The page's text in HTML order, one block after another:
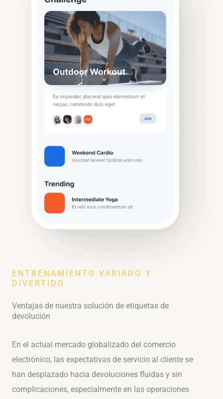
ENTRENAMIENTO VARIADO Y
DIVERTIDO
Ventajas de nuestra solución de etiquetas de
devolución
En el actual mercado globalizado del comercio
electrónico, las expectativas de servicio al cliente se
han desplazado hacia devoluciones fluidas y sin
complicaciones, especialmente en las operaciones